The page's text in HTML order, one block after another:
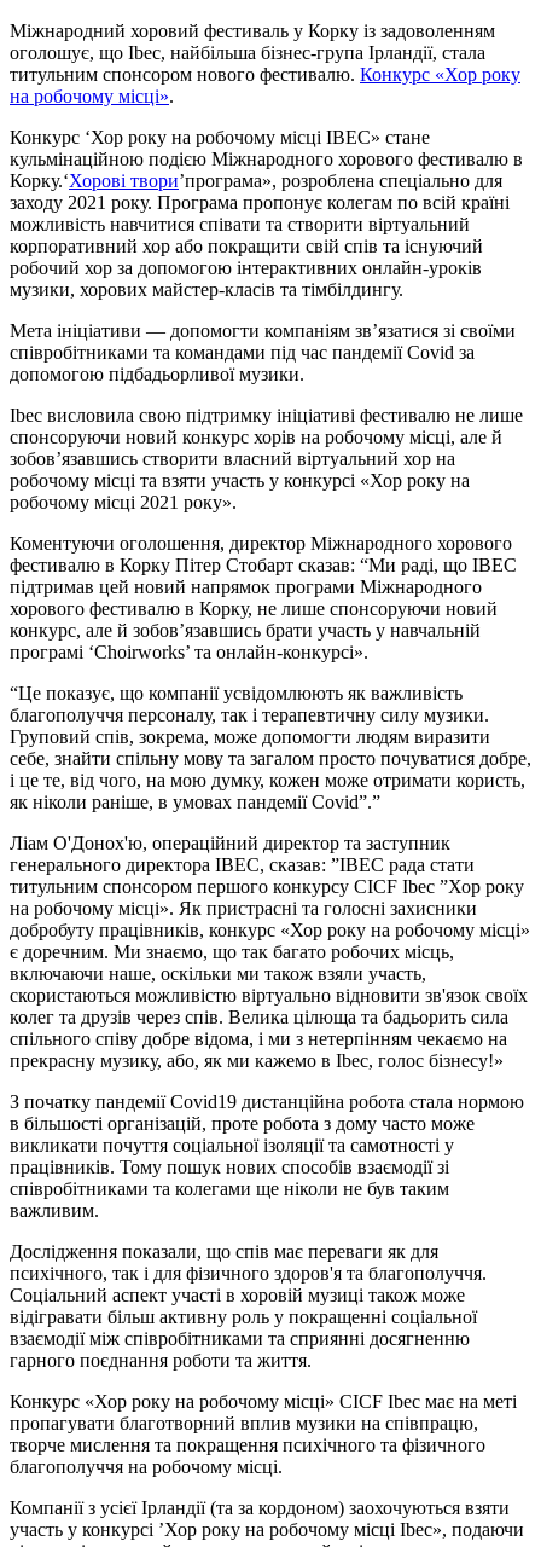
Міжнародний хоровий фестиваль у Корку із задоволенням
оголошує, що Ibec, найбільша бізнес-група Ірландії, стала
титульним спонсором нового фестивалю. Конкурс «Хор року
на робочому місці».
Конкурс ‘Хор року на робочому місці IBEC» стане
кульмінаційною подією Міжнародного хорового фестивалю в
Корку.‘Хорові твори’програма», розроблена спеціально для
заходу 2021 року. Програма пропонує колегам по всій країні
можливість навчитися співати та створити віртуальний
корпоративний хор або покращити свій спів та існуючий
робочий хор за допомогою інтерактивних онлайн-уроків
музики, хорових майстер-класів та тімбілдингу.
Мета ініціативи — допомогти компаніям зв’язатися зі своїми
співробітниками та командами під час пандемії Covid за
допомогою підбадьорливої музики.
Ibec висловила свою підтримку ініціативі фестивалю не лише
спонсоруючи новий конкурс хорів на робочому місці, але й
зобов’язавшись створити власний віртуальний хор на
робочому місці та взяти участь у конкурсі «Хор року на
робочому місці 2021 року».
Коментуючи оголошення, директор Міжнародного хорового
фестивалю в Корку Пітер Стобарт сказав: “Ми раді, що IBEC
підтримав цей новий напрямок програми Міжнародного
хорового фестивалю в Корку, не лише спонсоруючи новий
конкурс, але й зобов’язавшись брати участь у навчальній
програмі ‘Choirworks’ та онлайн-конкурсі».
“Це показує, що компанії усвідомлюють як важливість
благополуччя персоналу, так і терапевтичну силу музики.
Груповий спів, зокрема, може допомогти людям виразити
себе, знайти спільну мову та загалом просто почуватися добре,
і це те, від чого, на мою думку, кожен може отримати користь,
як ніколи раніше, в умовах пандемії Covid”.”
Ліам О'Донох'ю, операційний директор та заступник
генерального директора IBEC, сказав: ”IBEC рада стати
титульним спонсором першого конкурсу CICF Ibec ”Хор року
на робочому місці». Як пристрасні та голосні захисники
добробуту працівників, конкурс «Хор року на робочому місці»
є доречним. Ми знаємо, що так багато робочих місць,
включаючи наше, оскільки ми також взяли участь,
скористаються можливістю віртуально відновити зв'язок своїх
колег та друзів через спів. Велика цілюща та бадьорить сила
спільного співу добре відома, і ми з нетерпінням чекаємо на
прекрасну музику, або, як ми кажемо в Ibec, голос бізнесу!»
З початку пандемії Covid19 дистанційна робота стала нормою
в більшості організацій, проте робота з дому часто може
викликати почуття соціальної ізоляції та самотності у
працівників. Тому пошук нових способів взаємодії зі
співробітниками та колегами ще ніколи не був таким
важливим.
Дослідження показали, що спів має переваги як для
психічного, так і для фізичного здоров'я та благополуччя.
Соціальний аспект участі в хоровій музиці також може
відігравати більш активну роль у покращенні соціальної
взаємодії між співробітниками та сприянні досягненню
гарного поєднання роботи та життя.
Конкурс «Хор року на робочому місці» CICF Ibec має на меті
пропагувати благотворний вплив музики на співпрацю,
творче мислення та покращення психічного та фізичного
благополуччя на робочому місці.
Компанії з усієї Ірландії (та за кордоном) заохочуються взяти
участь у конкурсі ’Хор року на робочому місці Ibec», подаючи